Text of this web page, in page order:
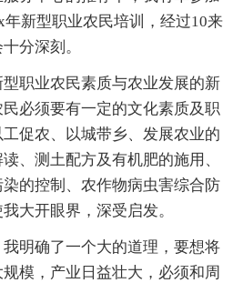
新型职业农民培训，经过10来
分深刻。
职业农民素质与农业发展的新
必须要有一定的文化素质及职
促农、以城带乡、发展农业的
、测土配方及有机肥的施用、
的控制、农作物病虫害综合防
大开眼界，深受启发。
明确了一个大的道理，要想将
模，产业日益壮大，必须和周